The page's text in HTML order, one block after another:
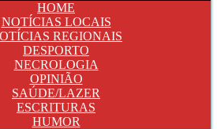
HOME
NOTÍCIAS LOCAIS
REGIONAIS
DESPORTO
NECROLOGIA
OPINIÃO
SAÚDE/LAZER
ESCRITURAS
HUMOR